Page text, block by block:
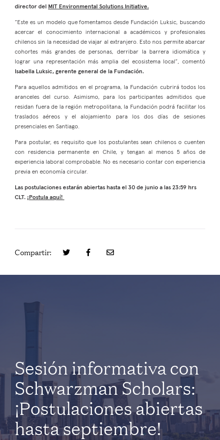
director del MIT Environmental Solutions Initiative.
“Este es un modelo que fomentamos desde Fundación Luksic, buscando
acercar el conocimiento internacional a académicos y profesionales
chilenos sin la necesidad de viajar al extranjero. Esto nos permite abarcar
cohortes más grandes de personas, derribar la barrera idiomática y
lograr una representación más amplia del ecosistema local”, comentó
Isabella Luksic, gerente general de la Fundación.
Para aquellos admitidos en el programa, la Fundación cubrirá todos los
aranceles del curso. Asimismo, para los participantes admitidos que
residan fuera de la región metropolitana, la Fundación podrá facilitar los
traslados aéreos y el alojamiento para los dos días de sesiones
presenciales en Santiago.
Para postular, es requisito que los postulantes sean chilenos o cuenten
con residencia permanente en Chile, y tengan al menos 5 años de
experiencia laboral comprobable. No es necesario contar con experiencia
previa en economía circular.
Las postulaciones estarán abiertas hasta el 30 de junio a las 23:59 hrs
CLT. ¡Postula aquí!
Compartir:
Sesión informativa con
Schwarzman Scholars:
¡Postulaciones abiertas
hasta septiembre!